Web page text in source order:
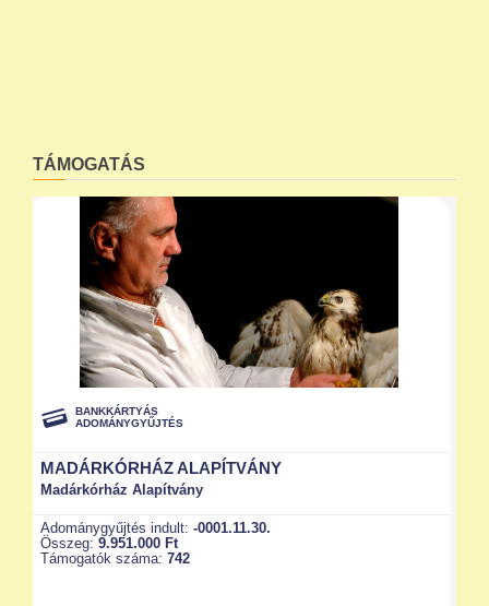
TÁMOGATÁS